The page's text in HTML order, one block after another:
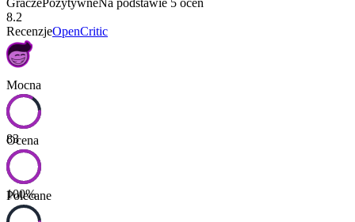
GraczePozytywneNa podstawie 5 ocen
8.2
RecenzjeOpenCritic
Mocna
83
Ocena
100%
Polecane